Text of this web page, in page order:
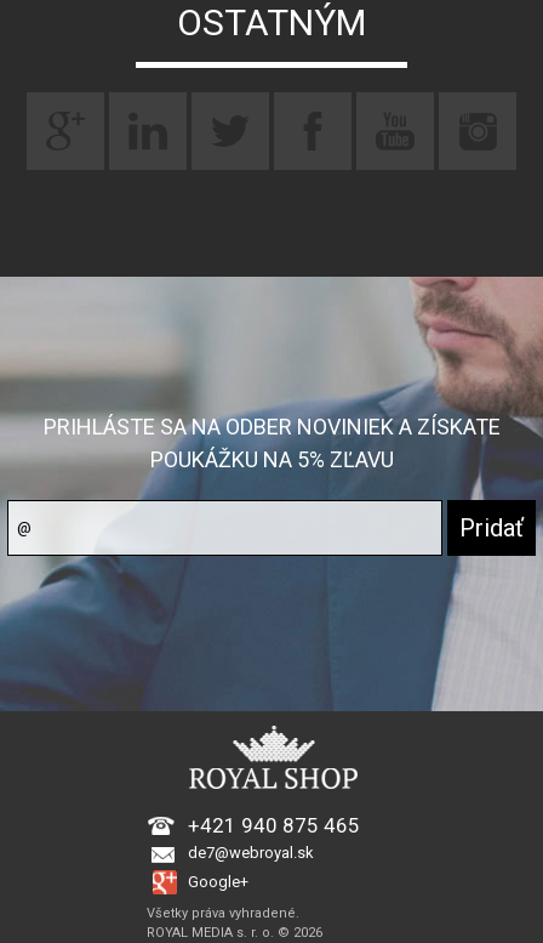
OSTATNÝM
PRIHLÁSTE SA NA ODBER NOVINIEK A ZÍSKATE
POUKÁŽKU NA 5% ZĽAVU
+421 940 875 465
de7@webroyal.sk
Google+
Všetky práva vyhradené.
ROYAL MEDIA s. r. o. © 2026